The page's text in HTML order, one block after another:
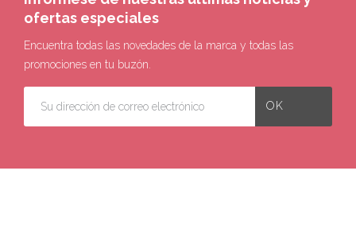
ofertas especiales
Encuentra todas las novedades de la marca y todas las
promociones en tu buzón.